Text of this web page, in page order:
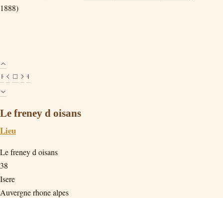
1888)
Le freney d oisans
Lieu
Le freney d oisans
38
Isere
Auvergne rhone alpes